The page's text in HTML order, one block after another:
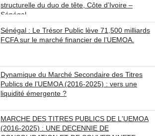
structurelle du duo de tête, Côte d’Ivoire –
Sénégal
Sénégal : Le Trésor Public lève 71,500 milliards
FCFA sur le marché financier de l’UEMOA.
Dynamique du Marché Secondaire des Titres
Publics de l’UEMOA (2016-2025) : vers une
liquidité émergente ?
MARCHE DES TITRES PUBLICS DE L'UEMOA
(2016-2025) : UNE DECENNIE DE